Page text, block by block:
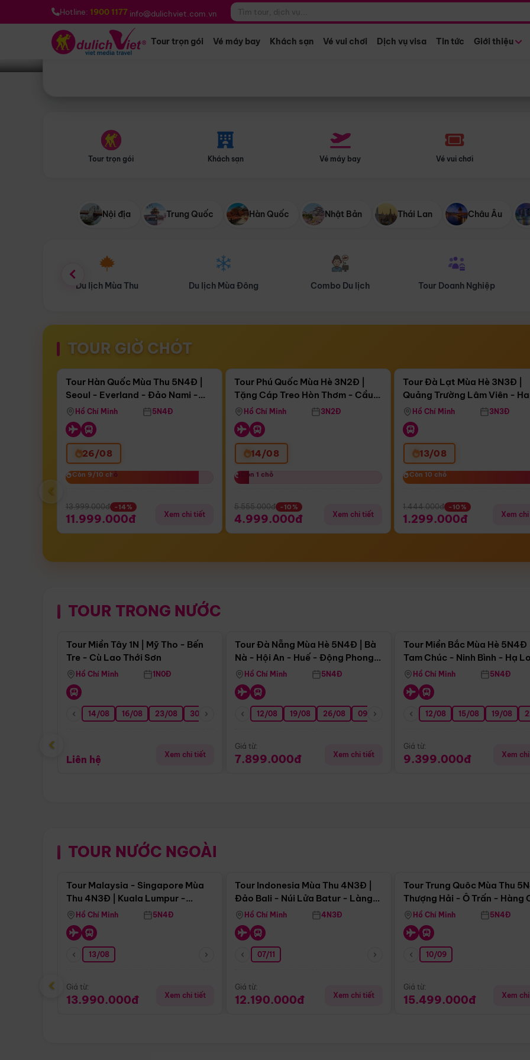
Hotline: 1900 1177 info@dulichviet.com.vn
Tour trọn gói Vé máy bay Khách sạn Vé vui chơi Dịch vụ visa Tin tức Giới thiệu
Bạn muốn đi đâu? *
Tour trọn gói Khách sạn Vé máy bay Vé vui chơi
Nội địa Trung Quốc Hàn Quốc Nhật Bản Thái Lan Châu Âu
Du lịch Mùa Đông Combo Du lịch Tour Doanh Nghiệp Du lịch Hành Hương
TOUR GIỜ CHÓT
Còn17 ngày 09:10:54
Bay Sun Phuquoc Airways
Điểm nổi bật
Tour Hàn Quốc Mùa Thu 5N4Đ |
Seoul - Everland - Đảo Nami -
Tháp Namsan (Bay Sun Phuquoc
Airways)
Hồ Chí Minh 5N4Đ
26/08
Còn 9/10 chỗ
Còn 9/10 chỗ
13.999.000đ -14%
11.999.000đ Xem chi tiết
Còn05 ngày 09:10:54
Tặng Cáp Treo Hòn Thơm
Tour Phú Quốc Mùa Hè 3N2Đ |
Tặng Cáp Treo Hòn Thơm - Cầu
Hôn - Công Viên Nước Aquatopia
Hồ Chí Minh 3N2Đ
14/08
Còn 1 chỗ
Còn 1 chỗ
5.555.000đ -10%
4.999.000đ Xem chi tiết
Còn04 ngày 09:10:54
Tour Đà Lạt Mùa Hè 3N3Đ |
Quảng Trường Lâm Viên -
Hill - Puppy Farm
Hồ Chí Minh 3N3Đ
13/08
Còn 10 chỗ
Còn 10 chỗ
1.444.000đ -10%
1.299.000đ Xem
‹
TOUR TRONG NƯỚC
Điểm nổi bật
Tour Miền Tây 1N | Mỹ Tho - Bến
Tre - Cù Lao Thới Sơn
Hồ Chí Minh 1N0Đ
14/08 16/08 23/08 30/08 06/09 13/09 20/09 27/09
Liên hệ Xem chi tiết
Tour Đà Nẵng Mùa Hè 5N4Đ | Bà
Nà - Hội An - Huế - Động Phong
NhaHồ Chí Minh 5N4Đ
12/08 19/08 26/08 09/09 16/09 23/09 30/09 07/10
Giá từ:
7.899.000đ Xem chi tiết
Tour Miền Bắc Mùa Hè 5N4Đ |
Tam Chúc - Ninh Bình - Hạ
Hồ Chí Minh 5N4Đ
12/08 15/08 19/08
Giá từ:
9.399.000đ Xem
‹
TOUR NƯỚC NGOÀI
Điểm nổi bật
Tour Malaysia - Singapore Mùa
Thu 4N3Đ | Kuala Lumpur -
Malacca - Johor Baru -
Singapore
Hồ Chí Minh 5N4Đ
13/08
Giá từ:
13.990.000đ Xem chi tiết
Tour Indonesia Mùa Thu 4N3Đ |
Đảo Bali - Núi Lửa Batur - Làng
Penglipuran
Hồ Chí Minh 4N3Đ
07/11
Giá từ:
12.190.000đ Xem chi tiết
Tour Trung Quôc Mùa Thu
Thượng Hải - Ô Trấn - Hàng
(Tour Không Shopping)
Hồ Chí Minh 5N4Đ
10/09
Giá từ:
15.499.000đ Xem
‹